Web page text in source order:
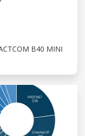
B40 MINI